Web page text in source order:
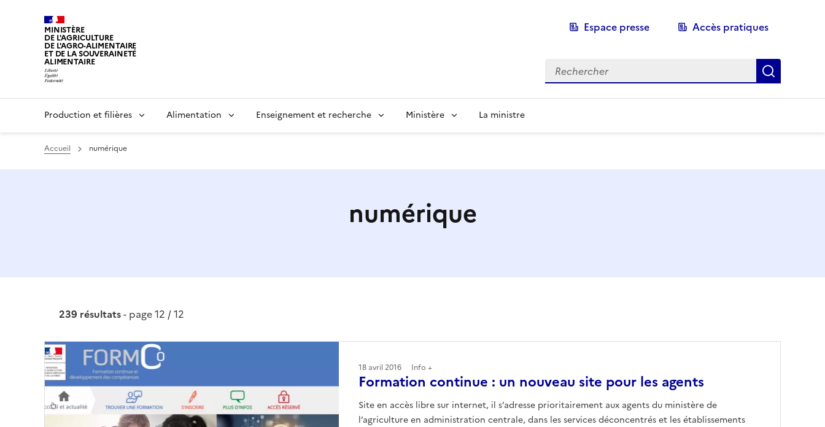
MINISTÈRE
DE L'AGRICULTURE
DE L'AGRO-ALIMENTAIRE
ET DE LA SOUVERAINETÉ
ALIMENTAIRE
Espace presse Accès pratiques
Recherche
Production et filières Alimentation Enseignement et recherche Ministère La ministre
Accueil numérique
numérique
239 résultats- page 12 / 12
Formation continue : un nouveau site pour les agents
Site en accès libre sur internet, il s’adresse prioritairement aux agents du ministère de
l’agriculture en administration centrale, dans les services déconcentrés et les établissements
18 avril 2016 Info +